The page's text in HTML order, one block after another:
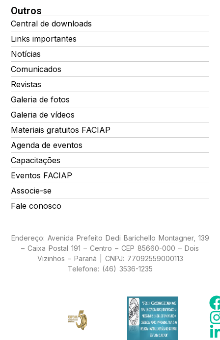
Outros
Central de downloads
Links importantes
Notícias
Comunicados
Revistas
Galeria de fotos
Galeria de vídeos
Materiais gratuitos FACIAP
Agenda de eventos
Capacitações
Eventos FACIAP
Associe-se
Fale conosco
Endereço: Avenida Prefeito Dedi Barichello Montagner, 139
– Caixa Postal 191 – Centro – CEP 85660-000 – Dois
Vizinhos – Paraná | CNPJ: 77092559000113
Telefone: (46) 3536-1235